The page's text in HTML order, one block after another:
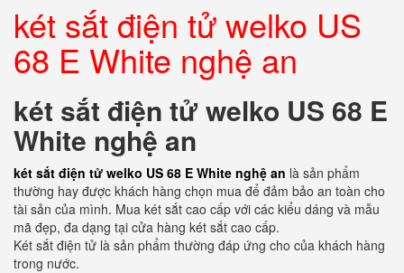
két sắt điện tử welko US
68 E White nghệ an
két sắt điện tử welko US 68 E
White nghệ an
két sắt điện tử welko US 68 E White nghệ an là sản phẩm
thường hay được khách hàng chọn mua để đảm bảo an toàn cho
tài sản của mình. Mua két sắt cao cấp với các kiểu dáng và mẫu
mã đẹp, đa dạng tại cửa hàng két sắt cao cấp.
Két sắt điện tử là sản phẩm thường đáp ứng cho của khách hàng
trong nước.